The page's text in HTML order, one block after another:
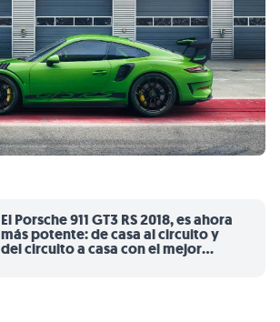
El Porsche 911 GT3 RS 2018, es ahora
más potente: de casa al circuito y
del circuito a casa con el mejor